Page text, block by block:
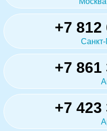
+7 812
Санкт-
+7 861
+7 423